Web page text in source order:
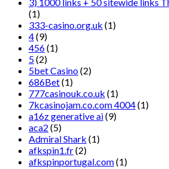
(1)
333-casino.org.uk (1)
4(9)
456(1)
5(2)
5bet Casino(2)
686Bet(1)
777casinouk.co.uk (1)
7kcasinojam.co.com 4004(1)
a16z generative ai(9)
aca2 (5)
Admiral Shark (1)
afkspin1.fr(2)
afkspinportugal.com(1)